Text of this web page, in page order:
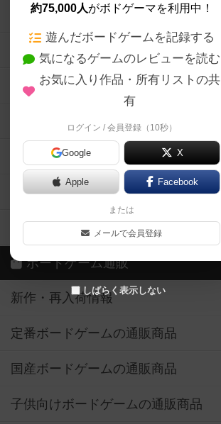
約75,000人がボドゲーマを利用中！
遊んだボードゲームを記録する
気になるゲームのレビューを読む
お気に入り作品・所有リストの共
有
ログイン / 会員登録（10秒）
Google X
Apple Facebook
または
メールで会員登録
しばらく表示しない
ボードゲームの新着レビュー
ボードゲーム会情報
メカニクス特集
掲示板・トピックス
ボドとも・会員一覧
ボードゲーム業界コラム
ボドゲーマご利用案内
ボードゲーム通販
新作・再入荷情報
定番ボードゲームの通販商品
国産ボードゲームの通販商品
子供向けボードゲームの通販商品